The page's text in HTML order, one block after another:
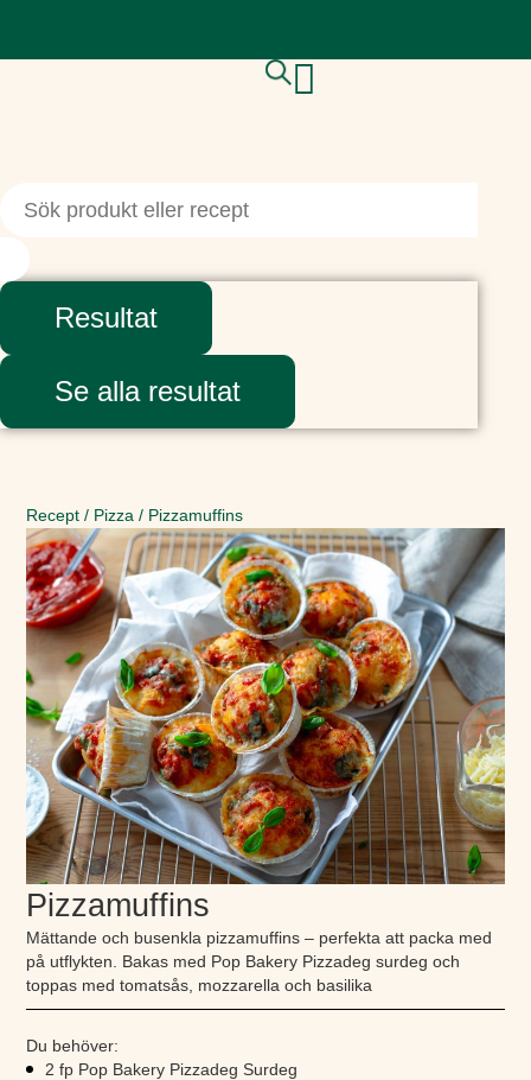
Resultat
Se alla resultat
Recept / Pizza / Pizzamuffins
Pizzamuffins
Mättande och busenkla pizzamuffins – perfekta att packa med
på utflykten. Bakas med Pop Bakery Pizzadeg surdeg och
toppas med tomatsås, mozzarella och basilika
Du behöver:
2 fp Pop Bakery Pizzadeg Surdeg